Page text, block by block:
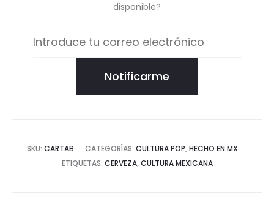
disponible?
Notificarme
SKU: CARTAB CATEGORÍAS: CULTURA POP, HECHO EN MX
ETIQUETAS: CERVEZA, CULTURA MEXICANA